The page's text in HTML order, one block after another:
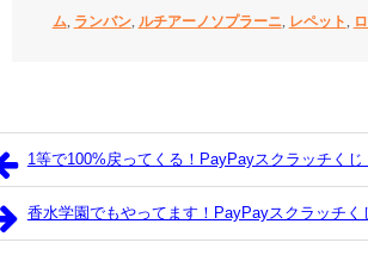
ム, ランバン, ルチアーノソプラーニ, レペット,
1等で100%戻ってくる！PayPayスクラッチくじ
香水学園でもやってます！PayPayスクラッチく